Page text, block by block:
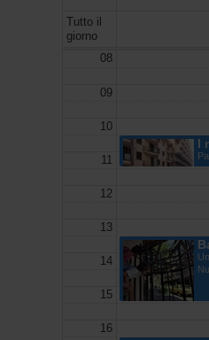
Tutto il
giorno
08
09
10
11
12
13
14
15
16
I